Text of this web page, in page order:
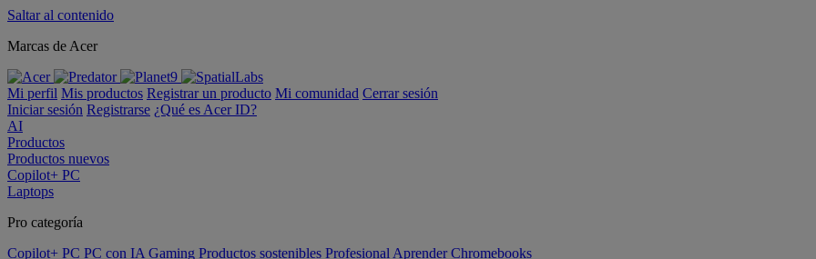
Saltar al contenido
Marcas de Acer
Mi perfil Mis productos Registrar un producto Mi comunidad Cerrar sesión
Iniciar sesión Registrarse ¿Qué es Acer ID?
AI
Productos
Productos nuevos
Copilot+ PC
Laptops
Pro categoría
Copilot+ PC PC con IA Gaming Productos sostenibles Profesional Aprender Chromebooks